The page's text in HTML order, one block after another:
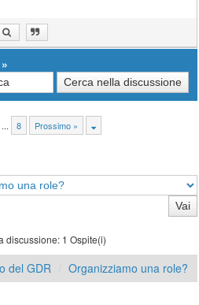
»
... 8 Prossimo »
discussione: 1 Ospite(i)
del GDR Organizziamo una role?